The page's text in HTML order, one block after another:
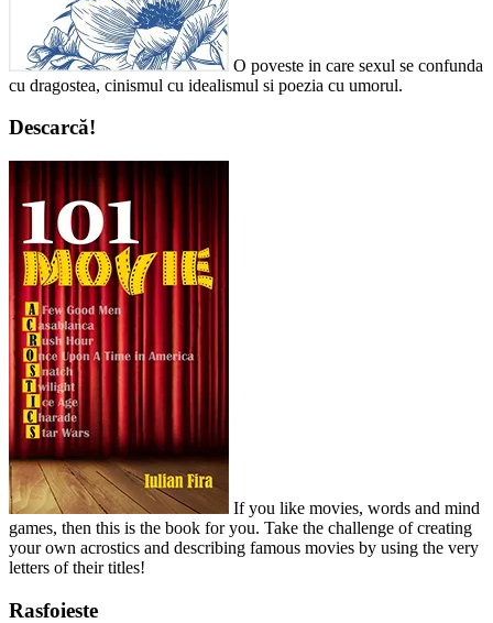
O poveste in care sexul se confunda
cu dragostea, cinismul cu idealismul si poezia cu umorul.
Descarcă!
If you like movies, words and mind
games, then this is the book for you. Take the challenge of creating
your own acrostics and describing famous movies by using the very
letters of their titles!
Rasfoieste